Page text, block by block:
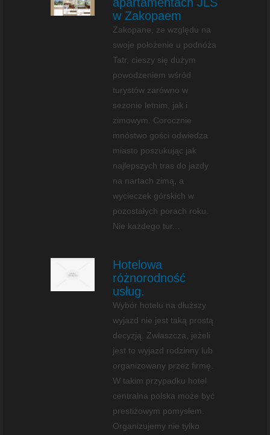
w Zakopaem
Zakopane, ze względu na
swoje położenie u podnóża
Tatr, cieszy się dużym
powodzeniem wśród
turystów zarówno w
sezonie letnim, jak i
zimowym. Corocznie
mnóstwo gości odwiedza
miasto poszukując jak
najlepszych tras do jazdy
na nartach zimą, a
wycieczek górskich w
pozostałych porach roku.
Nie każdego tur...
Hotelowa
różnorodność
usług.
Wybór hotelu na dłuższy
wyjazd nie jest taką prostą
decyzją. Zwłaszcza, jeżeli
jest to wyjazd rodzinny lub
organizowany przez firmę.
W takim przypadku hotel
centralna polska może być
prestiżowym pomysłem.
Organizujemy nie tylko